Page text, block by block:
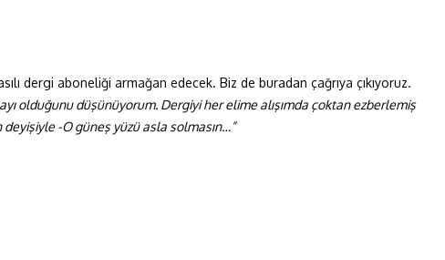
dergi aboneliği armağan edecek. Biz de buradan çağrıya çıkıyoruz.
olduğunu düşünüyorum. Dergiyi her elime alışımda çoktan ezberlemiş
deyişiyle -O güneş yüzüasla solmasın…”